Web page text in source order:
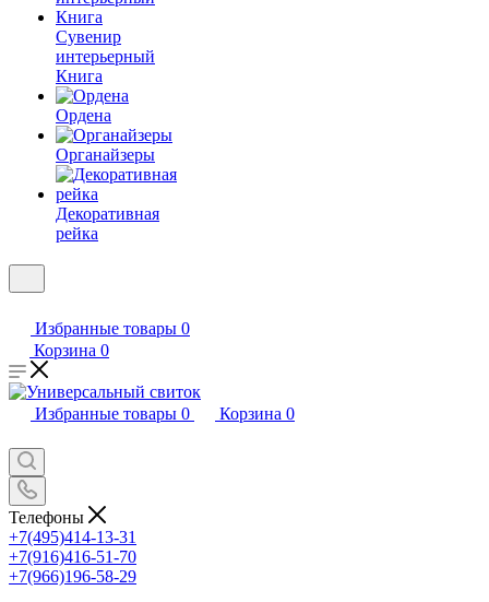
Сувенир
интерьерный
Книга
Ордена
Органайзеры
Декоративная
рейка
Избранные товары 0
Корзина 0
Избранные товары 0 Корзина 0
Телефоны
+7(495)414-13-31
+7(916)416-51-70
+7(966)196-58-29